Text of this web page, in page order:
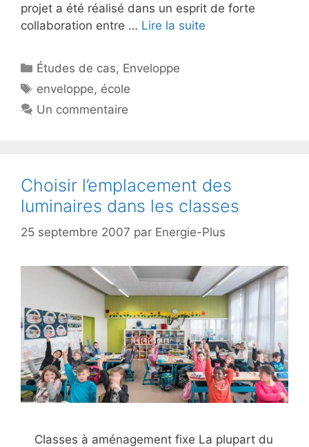
projet a été réalisé dans un esprit de forte
collaboration entre … Lire la suite
Catégories
Études de cas, Enveloppe
Étiquettes
enveloppe, école
Un commentaire
Choisir l’emplacement des
luminaires dans les classes
25 septembre 2007 par Energie-Plus
Classes à aménagement fixe La plupart du